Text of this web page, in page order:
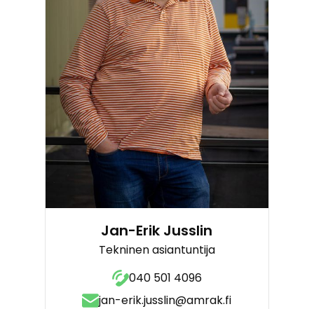
Jan-Erik Jusslin
Tekninen asiantuntija
040 501 4096
jan-erik.jusslin@amrak.fi